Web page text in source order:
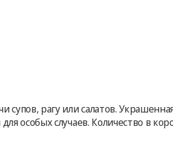
супов, рагу или салатов.
особых случаев. Количество в